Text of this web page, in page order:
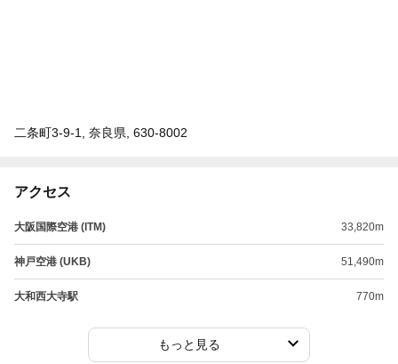
二条町3-9-1, 奈良県, 630-8002
アクセス
大阪国際空港 (ITM) 33,820m
神戸空港 (UKB) 51,490m
大和西大寺駅 770m
もっと見る